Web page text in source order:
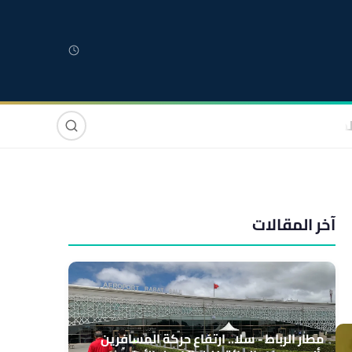
صوت وصورة
آخر المقالات
مطار الرباط - سلا.. ارتفاع حركة المسافرين